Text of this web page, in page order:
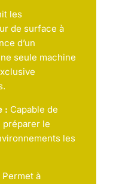
les
de surface à
d’un
seule machine
: Capable de
le
les
Permet à